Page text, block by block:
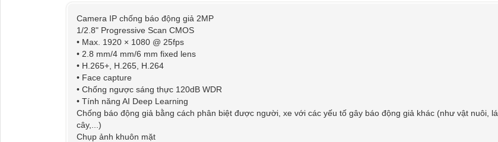
Camera IP chống báo động giả 2MP
1/2.8" Progressive Scan CMOS
• Max. 1920 × 1080 @ 25fps
• 2.8 mm/4 mm/6 mm fixed lens
• H.265+, H.265, H.264
• Face capture
• Chống ngược sáng thực 120dB WDR
• Tính năng AI Deep Learning
Chống báo động giả bằng cách phân biệt được người, xe với các yếu tố gây báo động giả khác (như vật nuôi, lá
cây,...)
Chụp ảnh khuôn mặt